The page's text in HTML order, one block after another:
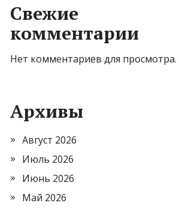
Свежие
комментарии
Нет комментариев для просмотра.
Архивы
Август 2026
Июль 2026
Июнь 2026
Май 2026